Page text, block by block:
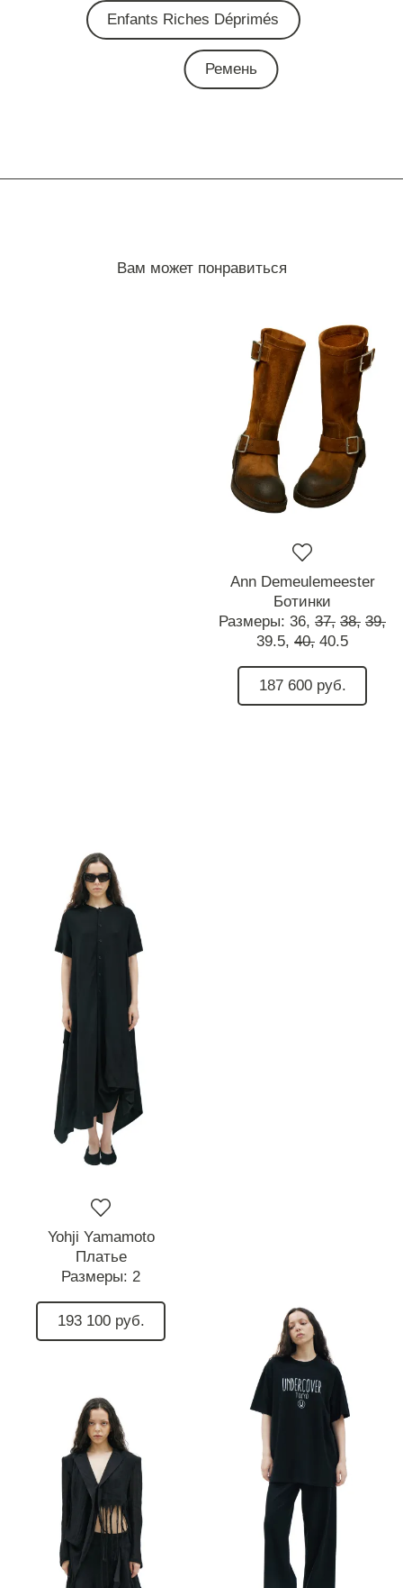
Enfants Riches Déprimés
Ремень
Вам может понравиться
Ann Demeulemeester
Ботинки
Размеры: 36, 37, 38, 39,
39.5, 40, 40.5
187 600 руб.
Yohji Yamamoto
Платье
Размеры: 2
193 100 руб.